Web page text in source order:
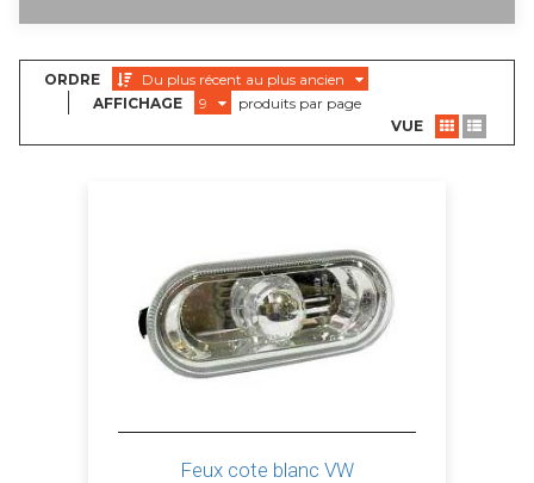
ORDRE
Du plus récent au plus ancien
AFFICHAGE
9
produits par page
VUE
Feux cote blanc VW